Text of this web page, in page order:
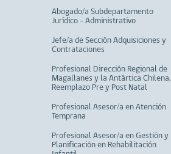
Abogado/a Subdepartamento
Jurídico - Administrativo
Jefe/a de Sección Adquisiciones y
Contrataciones
Profesional Dirección Regional de
Magallanes y la Antártica Chilena,
Reemplazo Pre y Post Natal
Profesional Asesor/a en Atención
Temprana
Profesional Asesor/a en Gestión y
Planificación en Rehabilitación